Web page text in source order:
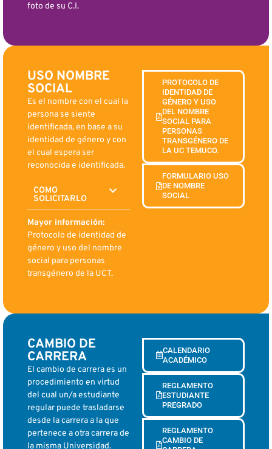
foto de su C.I.
USO NOMBRE
SOCIAL
Es el nombre con el cual la
persona se siente
identificada, en base a su
identidad de género y con
el cual espera ser
reconocida e identificada.
COMO
SOLICITARLO
Mayor información:
Protocolo de identidad de
género y uso del nombre
social para personas
transgénero de la UCT.
PROTOCOLO DE
IDENTIDAD DE
GÉNERO Y USO
DEL NOMBRE
SOCIAL PARA
PERSONAS
TRANSGÉNERO DE
LA UC TEMUCO.
FORMULARIO USO
DE NOMBRE
SOCIAL
CAMBIO DE
CARRERA
El cambio de carrera es un
procedimiento en virtud
del cual un/a estudiante
regular puede trasladarse
desde la carrera a la que
pertenece a otra carrera de
la misma Universidad.
CALENDARIO
ACADÉMICO
REGLAMENTO
ESTUDIANTE
PREGRADO
REGLAMENTO
CAMBIO DE